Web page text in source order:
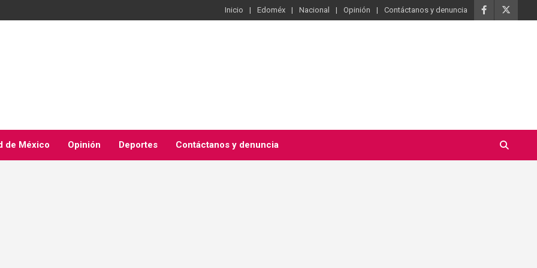
Inicio Edoméx Nacional Opinión Contáctanos y denuncia
de México Opinión Deportes Contáctanos y denuncia